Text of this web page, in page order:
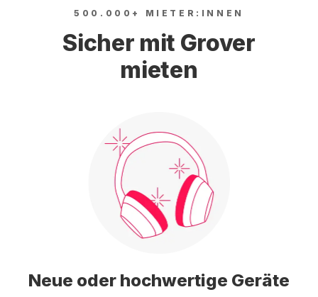
500.000+ MIETER:INNEN
Sicher mit Grover
mieten
Neue oder hochwertige Geräte